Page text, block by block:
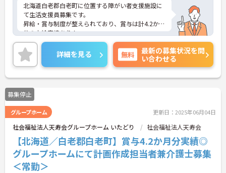
北海道白老郡白老町に位置する障がい者支援施設に
て生活支援員募集です。
昇給・賞与制度が整えられており、賞与は計4.2か月
分の支給実績あり！
頑張る職員にしっかりと還元されています。
ご興味のある方には、面接対策ポイントなど、さら
に詳細をお話いたしますので、お気軽にご相談くだ
さい。
詳細を見る 無料
最新の募集状況を問
い合わせる
募集停止
グループホーム 更新日：2025年06月04日
社会福祉法人天寿会グループホーム いたどり 社会福祉法人天寿会
【北海道／白老郡白老町】賞与4.2か月分実績◎
グループホームにて計画作成担当者兼介護士募集
＜常勤＞